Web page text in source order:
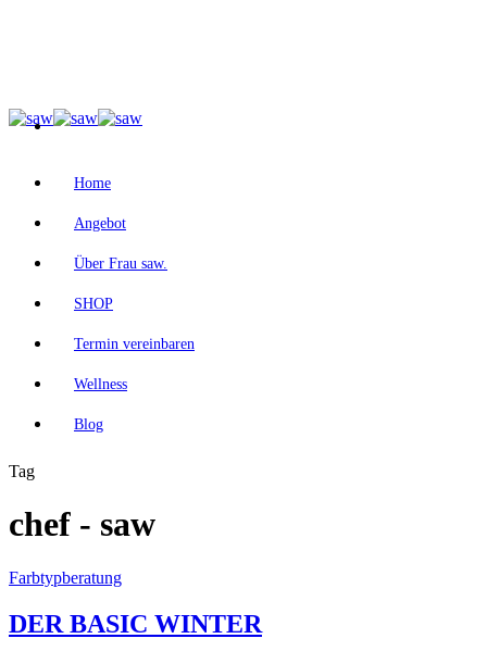
Home
Angebot
Über Frau saw.
SHOP
Termin vereinbaren
Wellness
Blog
Tag
chef - saw
Farbtypberatung
DER BASIC WINTER